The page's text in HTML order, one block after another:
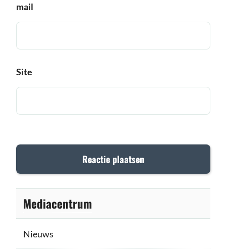
mail
Site
Mediacentrum
Nieuws